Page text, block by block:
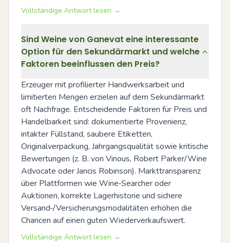
Vollständige Antwort lesen →
Sind Weine von Ganevat eine interessante
Option für den Sekundärmarkt und welche
Faktoren beeinflussen den Preis?
Erzeuger mit profilierter Handwerksarbeit und
limitierten Mengen erzielen auf dem Sekundärmarkt
oft Nachfrage. Entscheidende Faktoren für Preis und
Handelbarkeit sind: dokumentierte Provenienz,
intakter Füllstand, saubere Etiketten,
Originalverpackung, Jahrgangsqualität sowie kritische
Bewertungen (z. B. von Vinous, Robert Parker/Wine
Advocate oder Jancis Robinson). Markttransparenz
über Plattformen wie Wine‑Searcher oder
Auktionen, korrekte Lagerhistorie und sichere
Versand‑/Versicherungsmodalitäten erhöhen die
Chancen auf einen guten Wiederverkaufswert.
Vollständige Antwort lesen →